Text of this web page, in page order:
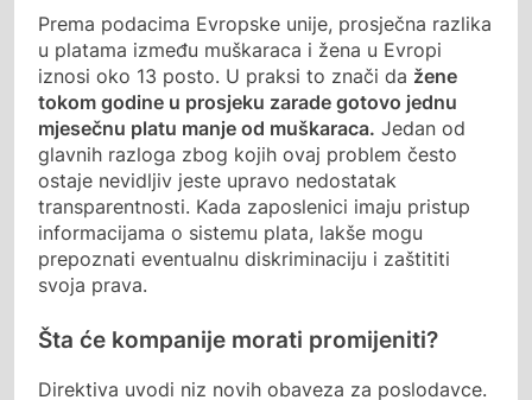
Prema podacima Evropske unije, prosječna razlika
u platama između muškaraca i žena u Evropi
iznosi oko 13 posto. U praksi to znači da žene
tokom godine u prosjeku zarade gotovo jednu
mjesečnu platu manje od muškaraca. Jedan od
glavnih razloga zbog kojih ovaj problem često
ostaje nevidljiv jeste upravo nedostatak
transparentnosti. Kada zaposlenici imaju pristup
informacijama o sistemu plata, lakše mogu
prepoznati eventualnu diskriminaciju i zaštititi
svoja prava.
Šta će kompanije morati promijeniti?
Direktiva uvodi niz novih obaveza za poslodavce.